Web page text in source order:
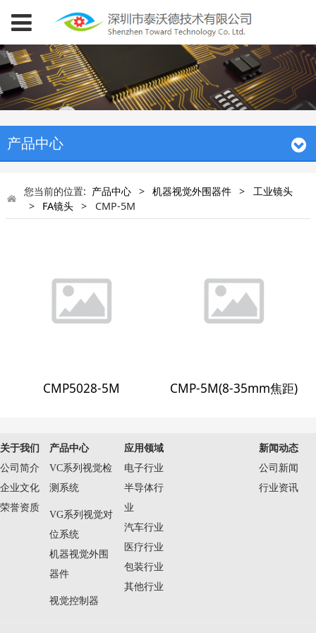
产品中心
您当前的位置: 产品中心 > 机器视觉外围器件 >
工业镜头
>
FA镜头 > CMP-5M
CMP5028-5M CMP-5M(8-35mm焦距)
关于我们
公司简介
企业文化
荣誉资质
产品中心
VC系列视觉检
测系统
VG系列视觉对
位系统
机器视觉外围
器件
视觉控制器
应用领域
电子行业
半导体行
业
汽车行业
医疗行业
包装行业
其他行业
新闻动态
公司新闻
行业资讯